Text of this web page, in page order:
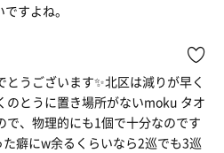
すよね。
とうございます✨北区は減りが早く
のとうに置き場所がないmoku タオ
で、物理的にも1個で十分なのです
癖にw余るくらいなら2巡でも3巡